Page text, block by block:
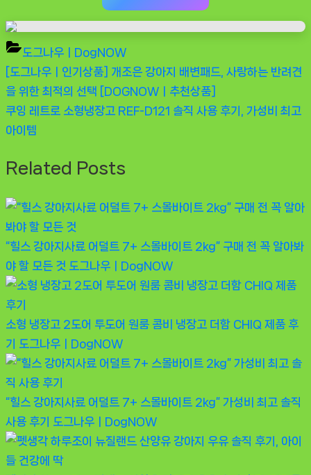
도그나우ㅣDogNOW
글
탐
색
Previous
Post:
[도그나우ㅣ인기상품] 개조은 강아지 배변패드, 사랑하는 반려견
을 위한 최적의 선택 [DOGNOWㅣ추천상품]
Next
Post:
쿠잉 레트로 소형냉장고 REF-D121 솔직 사용 후기, 가성비 최고
아이템
Related Posts
“힐스 강아지사료 어덜트 7+ 스몰바이트 2kg” 구매 전 꼭 알아봐
야 할 모든 것 도그나우ㅣDogNOW
소형 냉장고 2도어 투도어 원룸 콤비 냉장고 더함 CHIQ 제품 후
기
도그나우ㅣDogNOW
“힐스 강아지사료 어덜트 7+ 스몰바이트 2kg” 가성비 최고 솔직
사용 후기
도그나우ㅣDogNOW